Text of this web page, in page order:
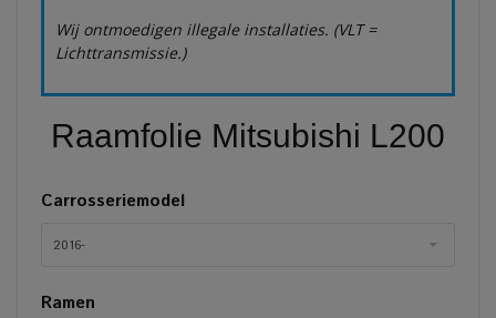
Wij ontmoedigen illegale installaties. (VLT =
Lichttransmissie.)
Raamfolie Mitsubishi L200
Carrosseriemodel
2016-
Ramen